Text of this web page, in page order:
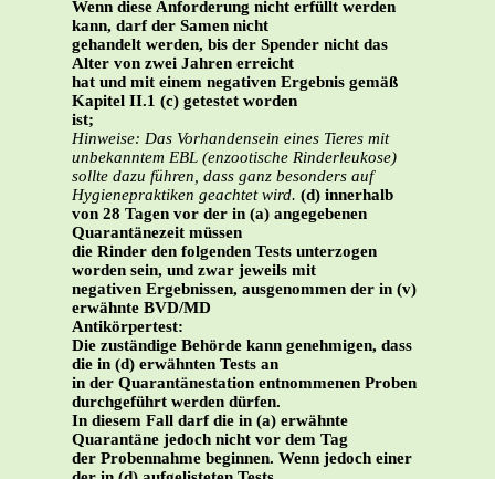
Wenn diese Anforderung nicht erfüllt werden
kann, darf der Samen nicht
gehandelt werden, bis der Spender nicht das
Alter von zwei Jahren erreicht
hat und mit einem negativen Ergebnis gemäß
Kapitel II.1 (c) getestet worden
ist;
Hinweise: Das Vorhandensein eines Tieres mit
unbekanntem EBL (enzootische Rinderleukose)
sollte dazu führen, dass ganz besonders auf
Hygienepraktiken geachtet wird. (d) innerhalb
von 28 Tagen vor der in (a) angegebenen
Quarantänezeit müssen
die Rinder den folgenden Tests unterzogen
worden sein, und zwar jeweils mit
negativen Ergebnissen, ausgenommen der in (v)
erwähnte BVD/MD
Antikörpertest:
Die zuständige Behörde kann genehmigen, dass
die in (d) erwähnten Tests an
in der Quarantänestation entnommenen Proben
durchgeführt werden dürfen.
In diesem Fall darf die in (a) erwähnte
Quarantäne jedoch nicht vor dem Tag
der Probennahme beginnen. Wenn jedoch einer